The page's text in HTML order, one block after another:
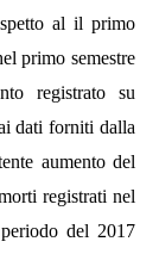
al il primo
primo semestre
registrato su
dati forniti dalla
aumento del
registrati nel
del 2017